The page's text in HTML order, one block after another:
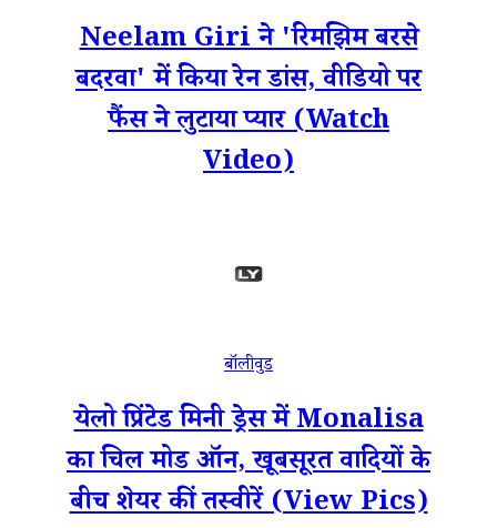
Neelam Giri ने 'रिमझिम बरसे
बदरवा' में किया रेन डांस, वीडियो पर
फैंस ने लुटाया प्यार (Watch
Video)
बॉलीवुड
येलो प्रिंटेड मिनी ड्रेस में Monalisa
का चिल मोड ऑन, खूबसूरत वादियों के
बीच शेयर कीं तस्वीरें (View Pics)